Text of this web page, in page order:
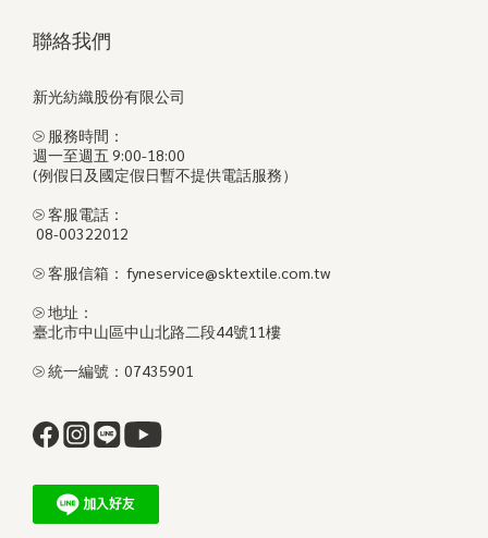
聯絡我們
新光紡織股份有限公司
⧁ 服務時間：
週一至週五 9:00-18:00
(例假日及國定假日暫不提供電話服務）
⧁ 客服電話：
08-00322012
⧁ 客服信箱： fyneservice@sktextile.com.tw
⧁ 地址：
臺北市中山區中山北路二段44號11樓
⧁ 統一編號：07435901